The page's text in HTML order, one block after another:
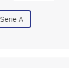
Serie A